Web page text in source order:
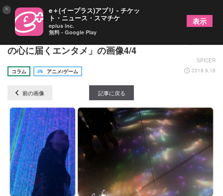
“Hikaru”のただのヲタ活 Vol.4 芸術の秋に思う「人
の心に届くエンタメ」の画像4/4
SPICER
コラム
アニメ/ゲーム 2018.9.18
前の画像 記事に戻る
× e＋(イープラス)アプリ - チケッ
ト・ニュース・スマチケ
eplus inc.
無料 - Google Play
表示